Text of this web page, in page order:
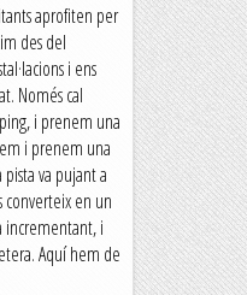
aprofiten per
des del
i ens
Només cal
i prenem una
i prenem una
va pujant a
converteix en un
incrementant, i
Aquí hem de